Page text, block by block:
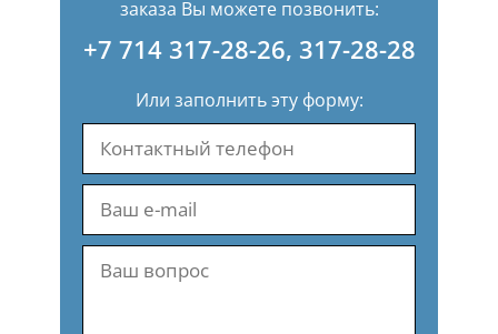
заказа Вы можете позвонить:
+7 714 317-28-26, 317-28-28
Или заполнить эту форму: